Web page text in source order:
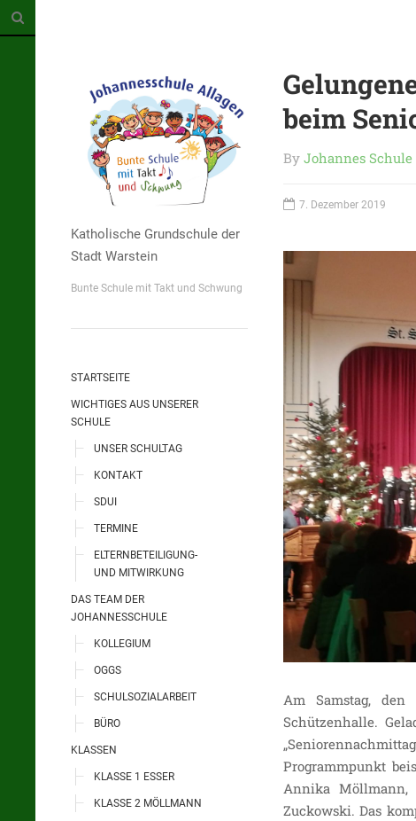
Katholische Grundschule der
Stadt Warstein
Bunte Schule mit Takt und Schwung
STARTSEITE
WICHTIGES AUS UNSERER
SCHULE
UNSER SCHULTAG
KONTAKT
SDUI
TERMINE
ELTERNBETEILIGUNG-
UND MITWIRKUNG
DAS TEAM DER
JOHANNESSCHULE
KOLLEGIUM
OGGS
SCHULSOZIALARBEIT
BÜRO
KLASSEN
KLASSE 1 ESSER
KLASSE 2 MÖLLMANN
beim
By Johannes Schule
7. Dezember 2019
Am Samstag,
Schützenhalle.
Programmpunkt
Annika Möllmann,
Zuckowski. Das